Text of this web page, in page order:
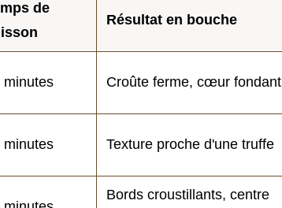
de
Résultat en bouche
minutes Croûte ferme, cœur fondant
minutes Texture proche d'une truffe
Bords croustillants, centre